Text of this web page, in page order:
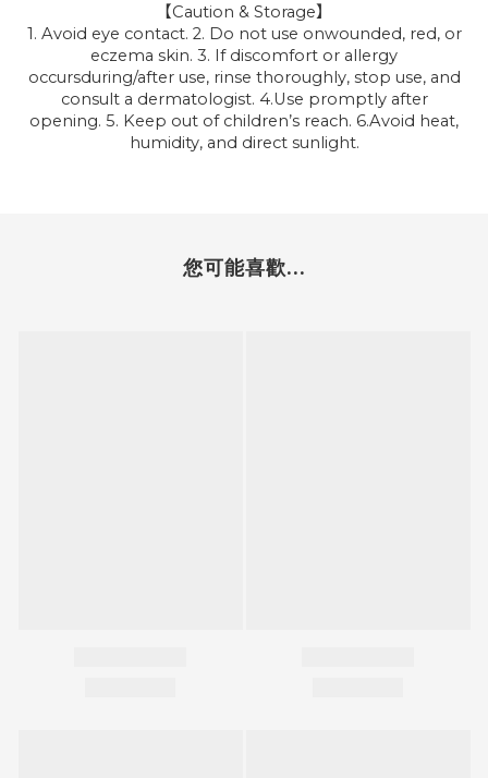
【Caution & Storage】
1. Avoid eye contact. 2. Do not use onwounded, red, or
eczema skin. 3. If discomfort or allergy
occursduring/after use, rinse thoroughly, stop use, and
consult a dermatologist. 4.Use promptly after
opening. 5. Keep out of children’s reach. 6.Avoid heat,
humidity, and direct sunlight.
您可能喜歡...